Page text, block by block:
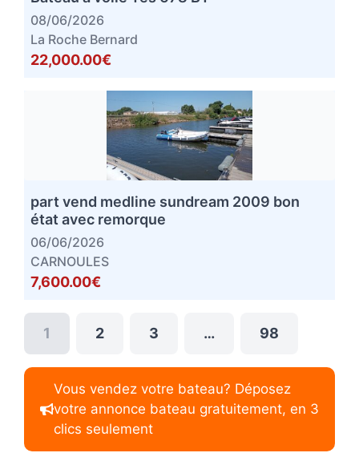
08/06/2026
La Roche Bernard
22,000.00€
part vend medline sundream 2009 bon
état avec remorque
06/06/2026
CARNOULES
7,600.00€
1 2 3 … 98
Vous vendez votre bateau? Déposez
votre annonce bateau gratuitement, en 3
clics seulement